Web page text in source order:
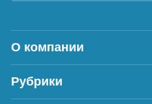
О компании
Рубрики